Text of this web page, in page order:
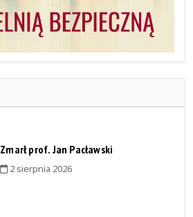
Zmarł prof. Jan Pacławski
2 sierpnia 2026